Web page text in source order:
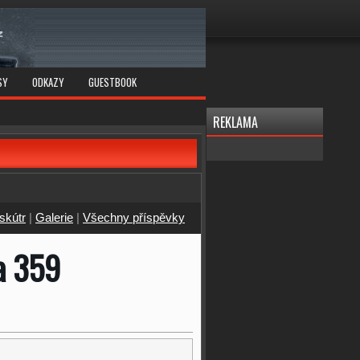
ODKAZY GUESTBOOK
REKLAMA
Galerie Všechny příspěvky
359